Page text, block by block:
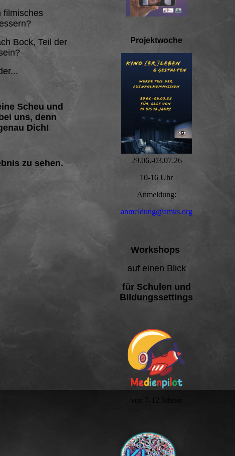
filmisches
Bock, Teil der
Scheu und
uns, denn
Dich!
zu sehen.
Projektwoche
29.06.-03.07.26
10-16 Uhr
Anmeldung:
anmeldung@amks.org
Workshops
auf einen Blick
für Schulen und
Bildungssettings
von 7-12 Jahren